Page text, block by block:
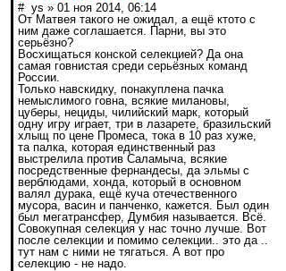
# ys » 01 ноя 2014, 06:14
От Матвея такого не ожидал, а ещё ктото с
ним даже соглашается. Парни, вы это
серьёзно?
Восхищаться конской селекцией? Да она
самая говнистая среди серьёзных команд
России.
Только навскидку, понакуплена пачка
немыслимого говна, всякие милановы,
цуберы, нециды, чилийский марк, который
одну игру играет, три в лазарете, бразильский
хлыщ по цене Промеса, тока в 10 раз хуже,
та палка, которая единственный раз
выстрелила против Саламыча, всякие
посредственные фернандесы, да эльмы с
верблюдами, хонда, который в основном
валял дурака, ещё куча отечественного
мусора, васин и панченко, кажется. Был один
был мегатрансфер, Думбия называется. Всё.
Совокупная селекция у нас точно лучше. Вот
после селекции и помимо селекции.. это да ..
тут нам с ними не тягаться. А вот про
селекцию - не надо.